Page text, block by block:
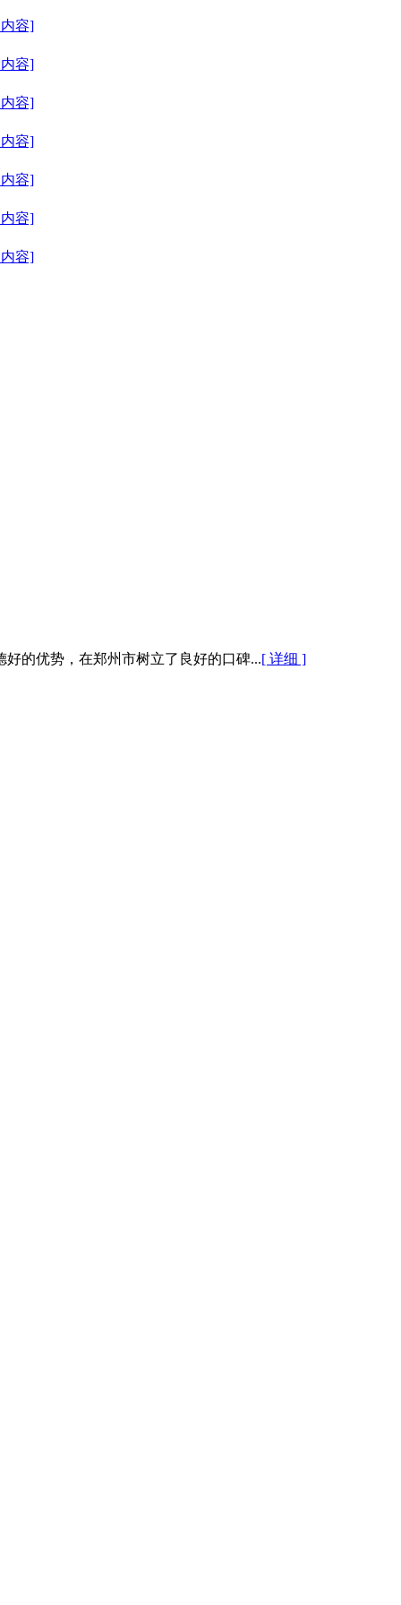
容]
容]
容]
容]
容]
容]
容]
的优势，在郑州市树立了良好的口碑...[ 详细 ]